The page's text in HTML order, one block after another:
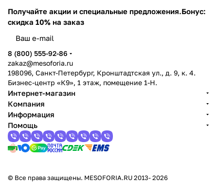
Получайте акции и специальные предложения.Бонус:
скидка 10% на заказ
8 (800) 555-92-86
zakaz@mesoforia.ru
198096, Санкт-Петербург, Кронштадтская ул., д. 9, к. 4.
Бизнес-центр «К9», 1 этаж, помещение 1-Н.
Интернет-магазин
Компания
Информация
Помощь
© Все права защищены. MESOFORIA.RU 2013- 2026